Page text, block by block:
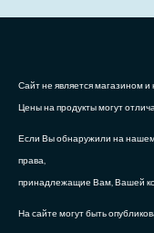
Сайт не является магазином
Цены на продукты могут
Если Вы обнаружили на
права,
принадлежащие Вам, Вашей
На сайте могут быть